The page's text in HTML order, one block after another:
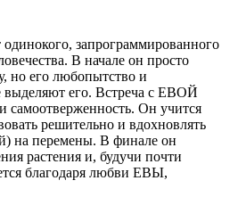
запрограммированного
В начале он просто
но его любопытство и
выделяют его. Встреча с ЕВОЙ
самоотверженность. Он учится
решительно и вдохновлять
на перемены. В финале он
растения и, будучи почти
благодаря любви ЕВЫ,